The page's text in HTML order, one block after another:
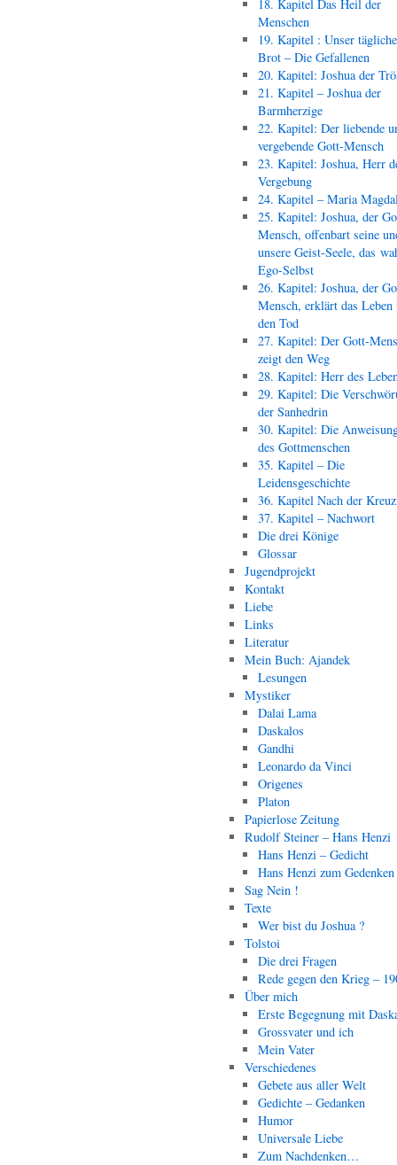
18. Kapitel Das Heil der
Menschen
19. Kapitel : Unser
Brot – Die Gefallenen
20. Kapitel: Joshua der
21. Kapitel – Joshua der
Barmherzige
22. Kapitel: Der liebende
vergebende Gott-Mensch
23. Kapitel: Joshua, Herr
Vergebung
24. Kapitel – Maria
25. Kapitel: Joshua, der
Mensch, offenbart seine
unsere Geist-Seele, das
Ego-Selbst
26. Kapitel: Joshua, der
Mensch, erklärt das Leben
den Tod
27. Kapitel: Der Gott-
zeigt den Weg
28. Kapitel: Herr des
29. Kapitel: Die
der Sanhedrin
30. Kapitel: Die
des Gottmenschen
35. Kapitel – Die
Leidensgeschichte
36. Kapitel Nach der
37. Kapitel – Nachwort
Die drei Könige
Glossar
Jugendprojekt
Kontakt
Liebe
Links
Literatur
Mein Buch: Ajandek
Lesungen
Mystiker
Dalai Lama
Daskalos
Gandhi
Leonardo da Vinci
Origenes
Platon
Papierlose Zeitung
Rudolf Steiner – Hans Henzi
Hans Henzi – Gedicht
Hans Henzi zum Gedenken
Sag Nein !
Texte
Wer bist du Joshua ?
Tolstoi
Die drei Fragen
Rede gegen den Krieg –
Über mich
Erste Begegnung mit
Grossvater und ich
Mein Vater
Verschiedenes
Gebete aus aller Welt
Gedichte – Gedanken
Humor
Universale Liebe
Zum Nachdenken…